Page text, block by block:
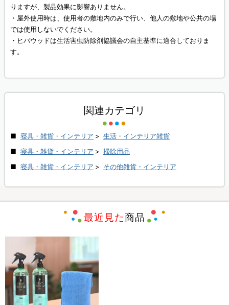
りますが、製品効果に影響ありません。
・屋外使用時は、使用者の敷地内のみで行い、他人の敷地や公共の場
では使用しないでください。
・ヒバウッドは生活害虫防除剤協議会の自主基準に適合しておりま
す。
関連カテゴリ
寝具・雑貨・インテリア > 生活・インテリア雑貨
寝具・雑貨・インテリア > 掃除用品
寝具・雑貨・インテリア > その他雑貨・インテリア
最近見た商品